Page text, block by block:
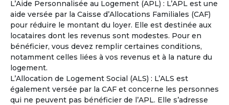
L’Aide Personnalisée au Logement (APL) : L’APL est une
aide versée par la Caisse d’Allocations Familiales (CAF)
pour réduire le montant du loyer. Elle est destinée aux
locataires dont les revenus sont modestes. Pour en
bénéficier, vous devez remplir certaines conditions,
notamment celles liées à vos revenus et à la nature du
logement.
L’Allocation de Logement Social (ALS) : L’ALS est
également versée par la CAF et concerne les personnes
qui ne peuvent pas bénéficier de l’APL. Elle s’adresse